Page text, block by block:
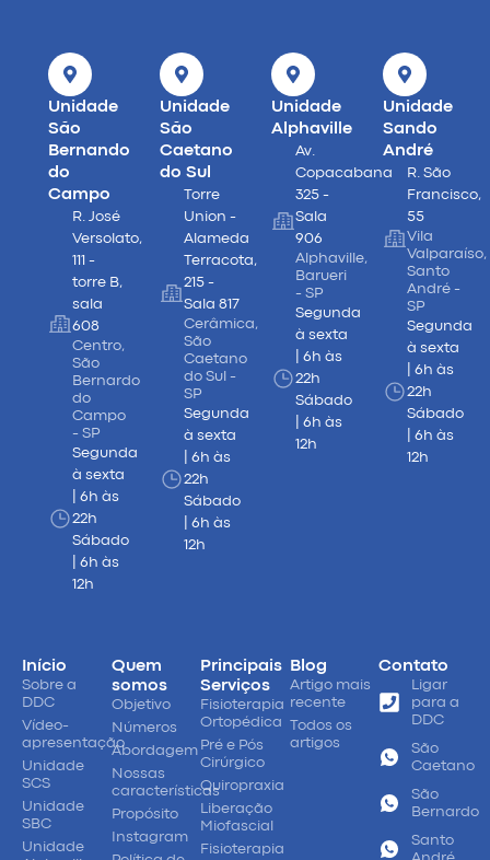
Unidade
São
Bernando
do
Campo
R. José
Versolato,
111 -
torre B,
sala
608
Centro,
São
Bernardo
do
Campo
- SP
Segunda
à sexta
| 6h às
22h
Sábado
| 6h às
12h
Unidade
São
Caetano
do Sul
Torre
Union -
Alameda
Terracota,
215 -
Sala 817
Cerâmica,
São
Caetano
do Sul -
SP
Segunda
à sexta
| 6h às
22h
Sábado
| 6h às
12h
Unidade
Alphaville
Av.
Copacabana
325 -
Sala
906
Alphaville,
Barueri
- SP
Segunda
à sexta
| 6h às
22h
Sábado
| 6h às
12h
Unidade
Sando
André
R. São
Francisco,
55
Vila
Valparaíso,
Santo
André -
SP
Segunda
à sexta
| 6h às
22h
Sábado
| 6h às
12h
Início
Sobre a
DDC
Vídeo-
apresentação
Unidade
SCS
Unidade
SBC
Unidade
Quem
somos
Objetivo
Números
Abordagem
Nossas
características
Propósito
Instagram
Principais
Serviços
Fisioterapia
Ortopédica
Pré e Pós
Cirúrgico
Quiropraxia
Liberação
Miofascial
Fisioterapia
Blog
Artigo mais
recente
Todos os
artigos
Contato
Ligar
para a
DDC
São
Caetano
São
Bernardo
Santo